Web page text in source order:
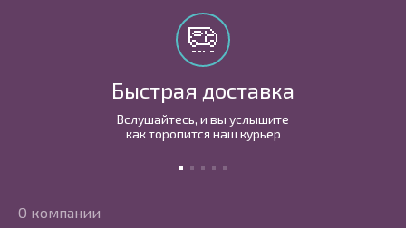
Быстрая доставка
Вслушайтесь, и вы услышите
как торопится наш курьер
О компании